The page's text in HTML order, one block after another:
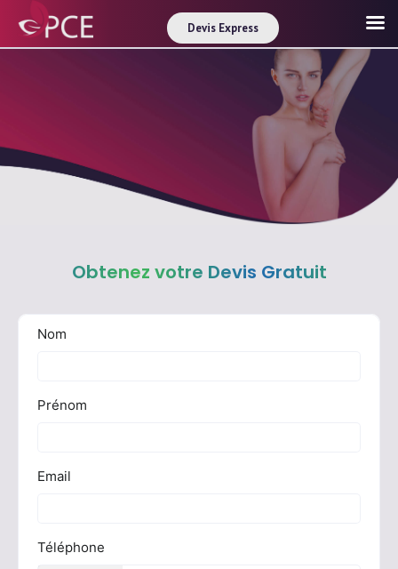
Obtenez votre Devis Gratuit
Devis Express